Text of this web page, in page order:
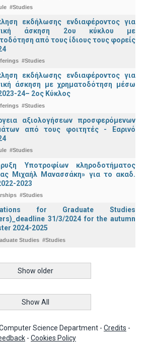
#Studies
εκδήλωσης ενδιαφέροντος για
άσκηση 2ου κύκλου με
από τους ίδιους τους φορείς
#Studies
εκδήλωσης ενδιαφέροντος για
άσκηση με χρηματοδότηση μέσω
24– 2ος Κύκλος
#Studies
αξιολογήσεων προσφερόμενων
από τους φοιτητές - Εαρινό
#Studies
Υποτροφίων κληροδοτήματος
Μιχαήλ Μανασσάκη» για το ακαδ.
2023
#Studies
for Graduate Studies
31/3/2024 for the autumn
2024-2025
Studies #Studies
Show older
Show All
Science Department - Credits -
- Cookies Policy